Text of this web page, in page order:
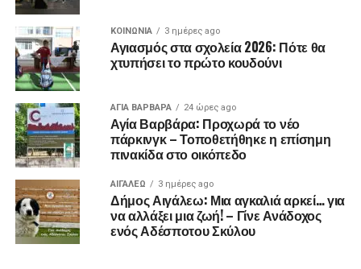
ΚΟΙΝΩΝΊΑ 3 ημέρες ago
Αγιασμός στα σχολεία 2026: Πότε θα
χτυπήσει το πρώτο κουδούνι
ΑΓΙΑ ΒΑΡΒΑΡΑ 24 ώρες ago
Αγία Βαρβάρα: Προχωρά το νέο
πάρκινγκ – Τοποθετήθηκε η επίσημη
πινακίδα στο οικόπεδο
ΑΙΓΑΛΕΩ 3 ημέρες ago
Δήμος Αιγάλεω: Μια αγκαλιά αρκεί… για
να αλλάξει μια ζωή! – Γίνε Ανάδοχος
ενός Αδέσποτου Σκύλου